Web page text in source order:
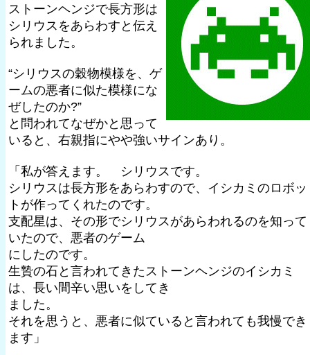
ストーンヘンジで長方形は
シリウスをあらわすと伝え
られました。
“シリウスの穀物模様を、ゲ
ームの悪者に似た模様にな
ぜしたのか?”
と問われてなぜかと思って
いると、右親指にやや強いサインあり。
「私が答えます。 シリウスです。
シリウスは長方形をあらわすので、イシカミのロボッ
トが作ってくれたのです。
支配星は、その形でシリウスがあらわれるのを知って
いたので、悪者のゲーム
にしたのです。
生贄の石と言われてきたストーンヘンジのイシカミ
は、長い間辛い思いをしてき
ました。
それを思うと、悪者に似ていると言われても我慢でき
ます」